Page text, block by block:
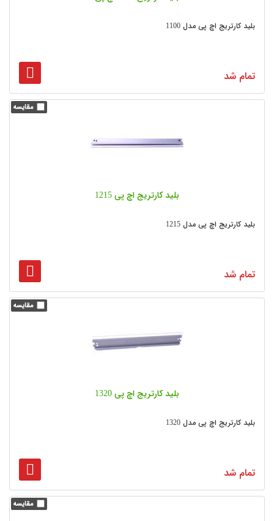
بلید کارتریج اچ پی مدل 1100
تمام شد
بلید کارتریج اچ پی 1215
بلید کارتریج اچ پی مدل 1215
تمام شد
بلید کارتریج اچ پی 1320
بلید کارتریج اچ پی مدل 1320
تمام شد